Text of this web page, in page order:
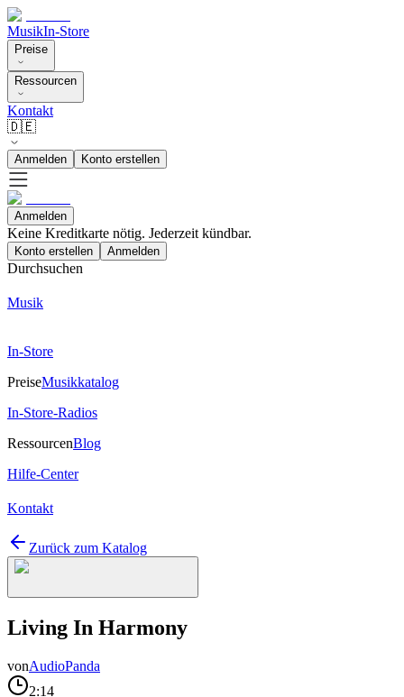
MusikIn-Store
Preise
Ressourcen
Kontakt
🇩🇪
Anmelden Konto erstellen
Anmelden
Keine Kreditkarte nötig. Jederzeit kündbar.
Konto erstellen Anmelden
Durchsuchen
Musik
In-Store
PreiseMusikkatalog
In-Store-Radios
RessourcenBlog
Hilfe-Center
Kontakt
Zurück zum Katalog
Living In Harmony
vonAudioPanda
2:14